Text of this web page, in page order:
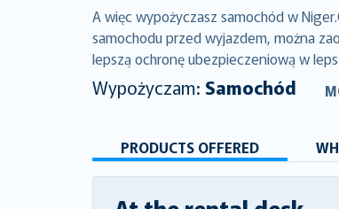
A więc wypożyczasz samochód w
samochodu przed wyjazdem, można
lepszą ochronę ubezpieczeniową w
Wypożyczam: Samochód
PRODUCTS OFFERED